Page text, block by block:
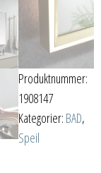
Produktnummer:
1908147
Kategorier: BAD,
Speil